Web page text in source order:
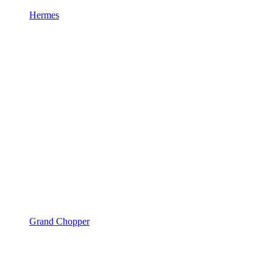
Hermes
Grand Chopper